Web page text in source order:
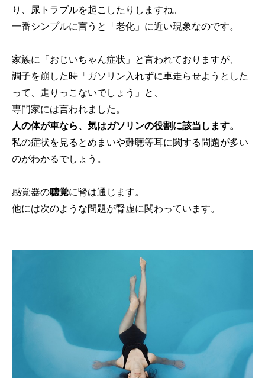
り、尿トラブルを起こしたりしますね。
一番シンプルに言うと「老化」に近い現象なのです。
家族に「おじいちゃん症状」と言われておりますが、
調子を崩した時「ガソリン入れずに車走らせようとした
って、走りっこないでしょう」と、
専門家には言われました。
人の体が車なら、気はガソリンの役割に該当します。
私の症状を見るとめまいや難聴等耳に関する問題が多い
のがわかるでしょう。
感覚器の聴覚に腎は通じます。
他には次のような問題が腎虚に関わっています。